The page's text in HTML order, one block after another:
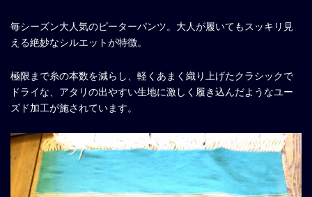
毎シーズン大人気のピーターパンツ。大人が履いてもスッキリ見
える絶妙なシルエットが特徴。
極限まで糸の本数を減らし、軽くあまく織り上げたクラシックで
ドライな、アタリの出やすい生地に激しく履き込んだようなユー
ズド加工が施されています。